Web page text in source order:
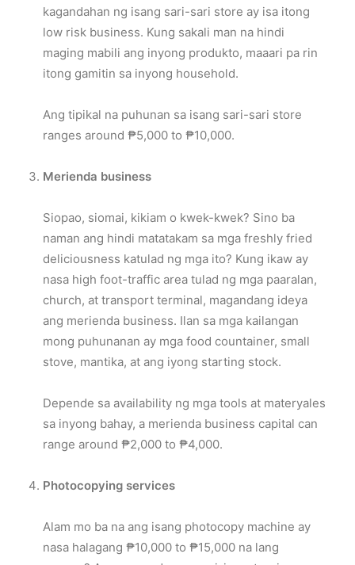
kagandahan ng isang sari-sari store ay isa itong
low risk business. Kung sakali man na hindi
maging mabili ang inyong produkto, maaari pa rin
itong gamitin sa inyong household.
Ang tipikal na puhunan sa isang sari-sari store
ranges around ₱5,000 to ₱10,000.
Merienda business
Siopao, siomai, kikiam o kwek-kwek? Sino ba
naman ang hindi matatakam sa mga freshly fried
deliciousness katulad ng mga ito? Kung ikaw ay
nasa high foot-traffic area tulad ng mga paaralan,
church, at transport terminal, magandang ideya
ang merienda business. Ilan sa mga kailangan
mong puhunanan ay mga food countainer, small
stove, mantika, at ang iyong starting stock.
Depende sa availability ng mga tools at materyales
sa inyong bahay, a merienda business capital can
range around ₱2,000 to ₱4,000.
Photocopying services
Alam mo ba na ang isang photocopy machine ay
nasa halagang ₱10,000 to ₱15,000 na lang